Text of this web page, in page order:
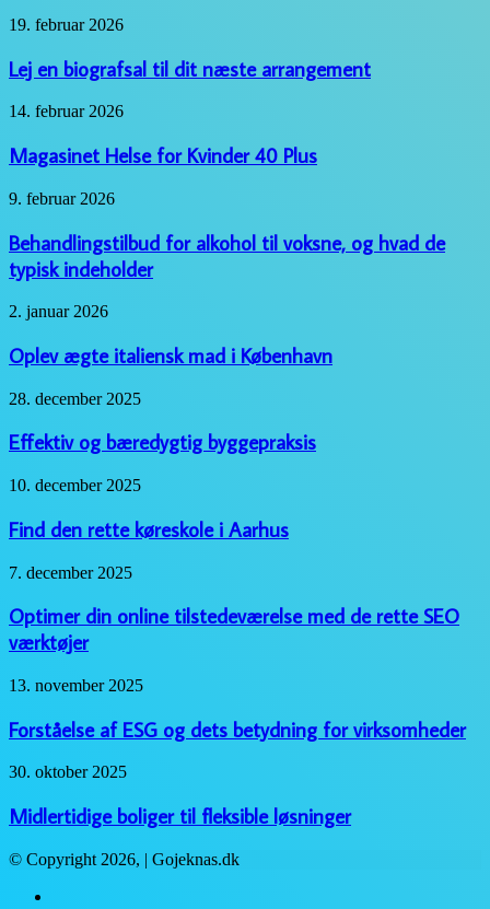
med
vortex
Lej
biografsal
til
dit
næste
19. februar 2026
Lej en biografsal til dit næste arrangement
Magasinet
for
Kvinder
40
Plus
14. februar 2026
Magasinet Helse for Kvinder 40 Plus
Behandlingstilbud
alkohol
til
voksne,
hvad
typisk
9. februar 2026
Behandlingstilbud for alkohol til voksne, og hvad de
typisk indeholder
Oplev
italiensk
mad
i
København
2. januar 2026
Oplev ægte italiensk mad i København
Effektiv
bæredygtig
byggepraksis
28. december 2025
Effektiv og bæredygtig byggepraksis
Find
rette
køreskole
i
Aarhus
10. december 2025
Find den rette køreskole i Aarhus
Optimer
online
tilstedeværelse
med
rette
værktøjer
7. december 2025
Optimer din online tilstedeværelse med de rette SEO
værktøjer
Forståelse
ESG
og
dets
betydning
virksomheder
13. november 2025
Forståelse af ESG og dets betydning for virksomheder
Midlertidige
til
fleksible
løsninger
30. oktober 2025
Midlertidige boliger til fleksible løsninger
© Copyright 2026, | Gojeknas.dk
Close